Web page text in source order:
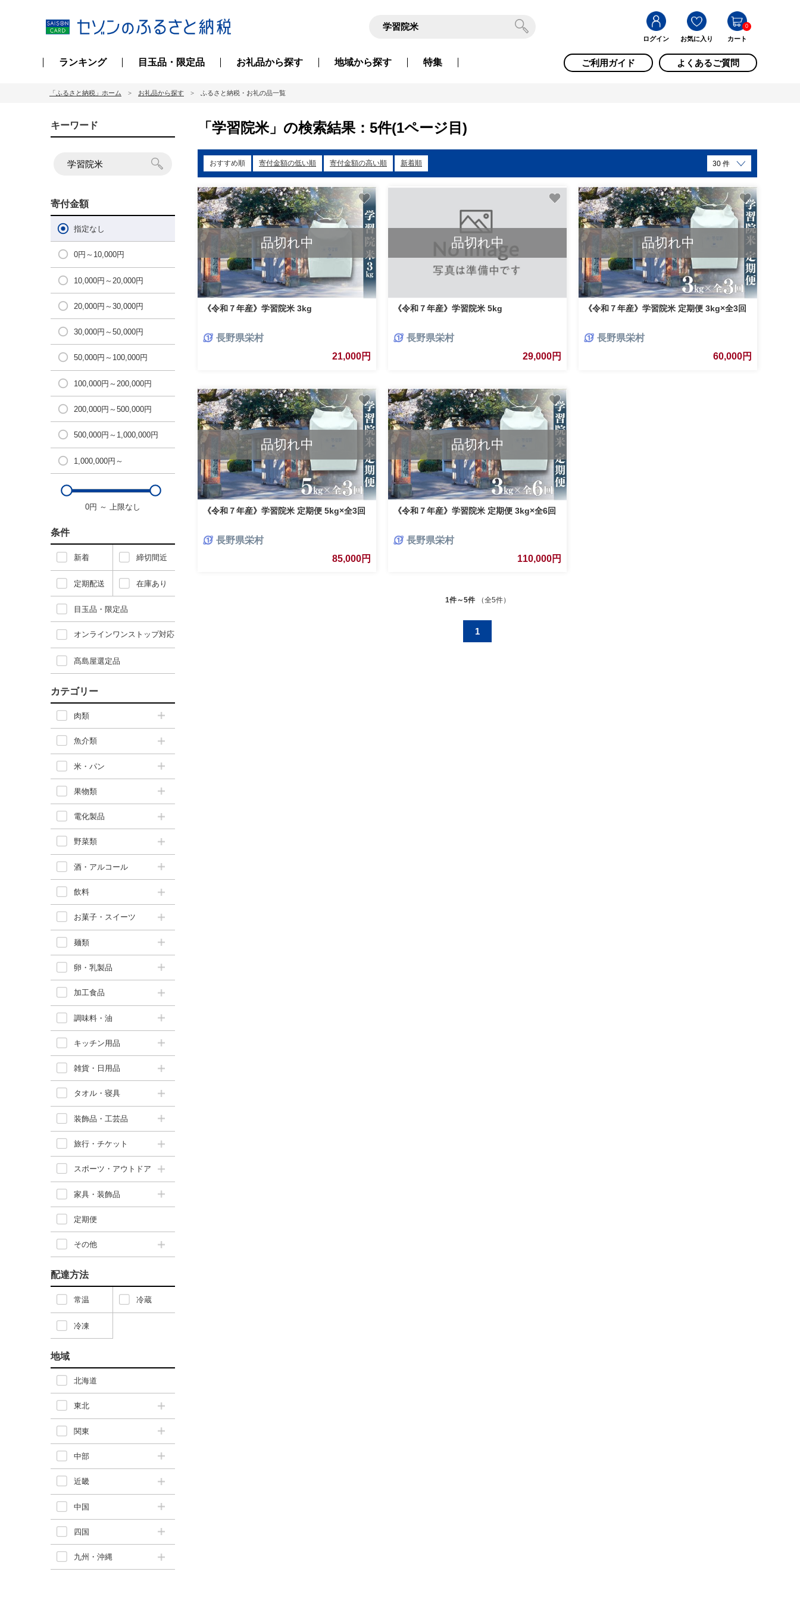
ログイン お気に入り カート
0
ランキング 目玉品・限定品 お礼品から探す 地域から探す 特集 ご利用ガイド よくあるご質問
「ふるさと納税」ホーム お礼品から探す ふるさと納税・お礼の品一覧
キーワード
寄付金額
指定なし
0円～10,000円
10,000円～20,000円
20,000円～30,000円
30,000円～50,000円
50,000円～100,000円
100,000円～200,000円
200,000円～500,000円
500,000円～1,000,000円
1,000,000円～
0円 ～ 上限なし
条件
新着 締切間近
定期配送 在庫あり
目玉品・限定品
オンラインワンストップ対応
髙島屋選定品
カテゴリー
肉類
魚介類
米・パン
果物類
電化製品
野菜類
酒・アルコール
飲料
お菓子・スイーツ
麺類
卵・乳製品
加工食品
調味料・油
キッチン用品
雑貨・日用品
タオル・寝具
装飾品・工芸品
旅行・チケット
スポーツ・アウトドア
家具・装飾品
定期便
その他
配達方法
常温 冷蔵
冷凍
地域
北海道
東北
関東
中部
近畿
中国
四国
九州・沖縄
「学習院米」の検索結果：5件(1ページ目)
おすすめ順 寄付金額の低い順 寄付金額の高い順 新着順
品切れ中
《令和７年産》学習院米 3kg
長野県栄村
21,000円
品切れ中
《令和７年産》学習院米 5kg
長野県栄村
29,000円
品切れ中
《令和７年産》学習院米 定期便 3kg×全3回
長野県栄村
60,000円
品切れ中
《令和７年産》学習院米 定期便 5kg×全3回
長野県栄村
85,000円
品切れ中
《令和７年産》学習院米 定期便 3kg×全6回
長野県栄村
110,000円
1件～5件 （全5件）
1